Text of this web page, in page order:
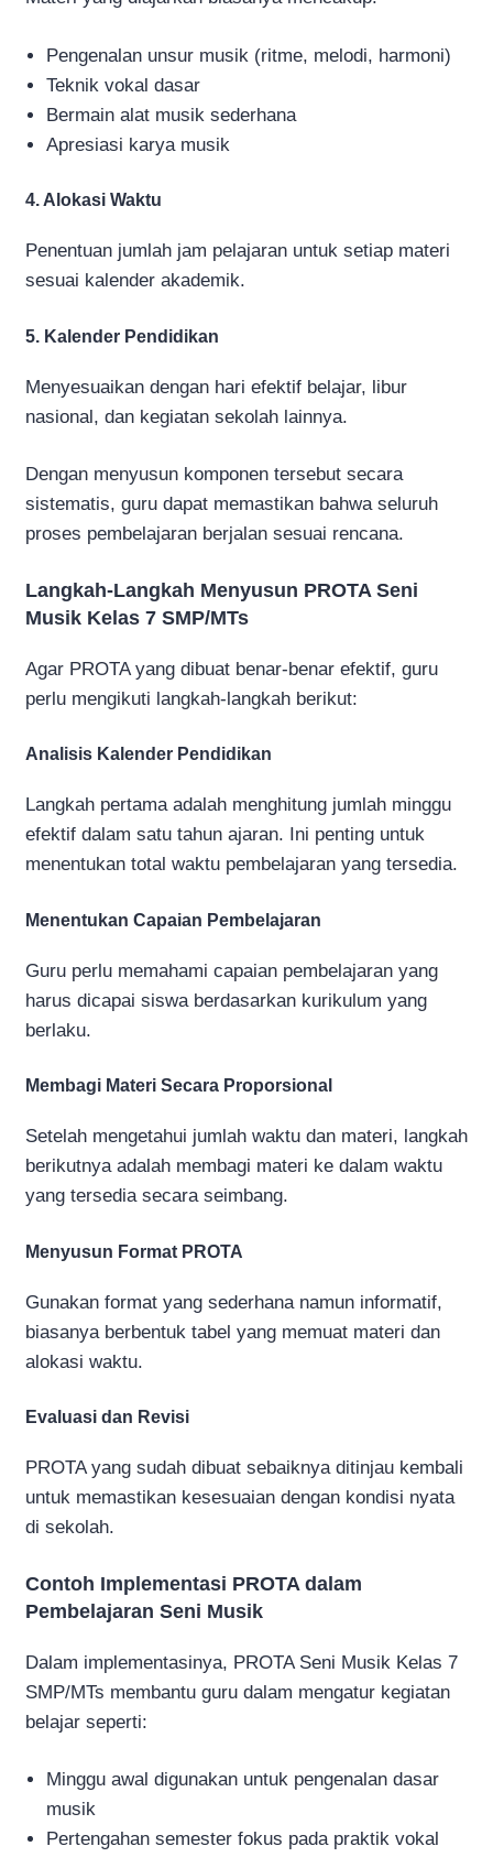
Pengenalan unsur musik (ritme, melodi, harmoni)
Teknik vokal dasar
Bermain alat musik sederhana
Apresiasi karya musik
4. Alokasi Waktu
Penentuan jumlah jam pelajaran untuk setiap materi
sesuai kalender akademik.
5. Kalender Pendidikan
Menyesuaikan dengan hari efektif belajar, libur
nasional, dan kegiatan sekolah lainnya.
Dengan menyusun komponen tersebut secara
sistematis, guru dapat memastikan bahwa seluruh
proses pembelajaran berjalan sesuai rencana.
Langkah-Langkah Menyusun PROTA Seni
Musik Kelas 7 SMP/MTs
Agar PROTA yang dibuat benar-benar efektif, guru
perlu mengikuti langkah-langkah berikut:
Analisis Kalender Pendidikan
Langkah pertama adalah menghitung jumlah minggu
efektif dalam satu tahun ajaran. Ini penting untuk
menentukan total waktu pembelajaran yang tersedia.
Menentukan Capaian Pembelajaran
Guru perlu memahami capaian pembelajaran yang
harus dicapai siswa berdasarkan kurikulum yang
berlaku.
Membagi Materi Secara Proporsional
Setelah mengetahui jumlah waktu dan materi, langkah
berikutnya adalah membagi materi ke dalam waktu
yang tersedia secara seimbang.
Menyusun Format PROTA
Gunakan format yang sederhana namun informatif,
biasanya berbentuk tabel yang memuat materi dan
alokasi waktu.
Evaluasi dan Revisi
PROTA yang sudah dibuat sebaiknya ditinjau kembali
untuk memastikan kesesuaian dengan kondisi nyata
di sekolah.
Contoh Implementasi PROTA dalam
Pembelajaran Seni Musik
Dalam implementasinya, PROTA Seni Musik Kelas 7
SMP/MTs membantu guru dalam mengatur kegiatan
belajar seperti:
Minggu awal digunakan untuk pengenalan dasar
musik
Pertengahan semester fokus pada praktik vokal